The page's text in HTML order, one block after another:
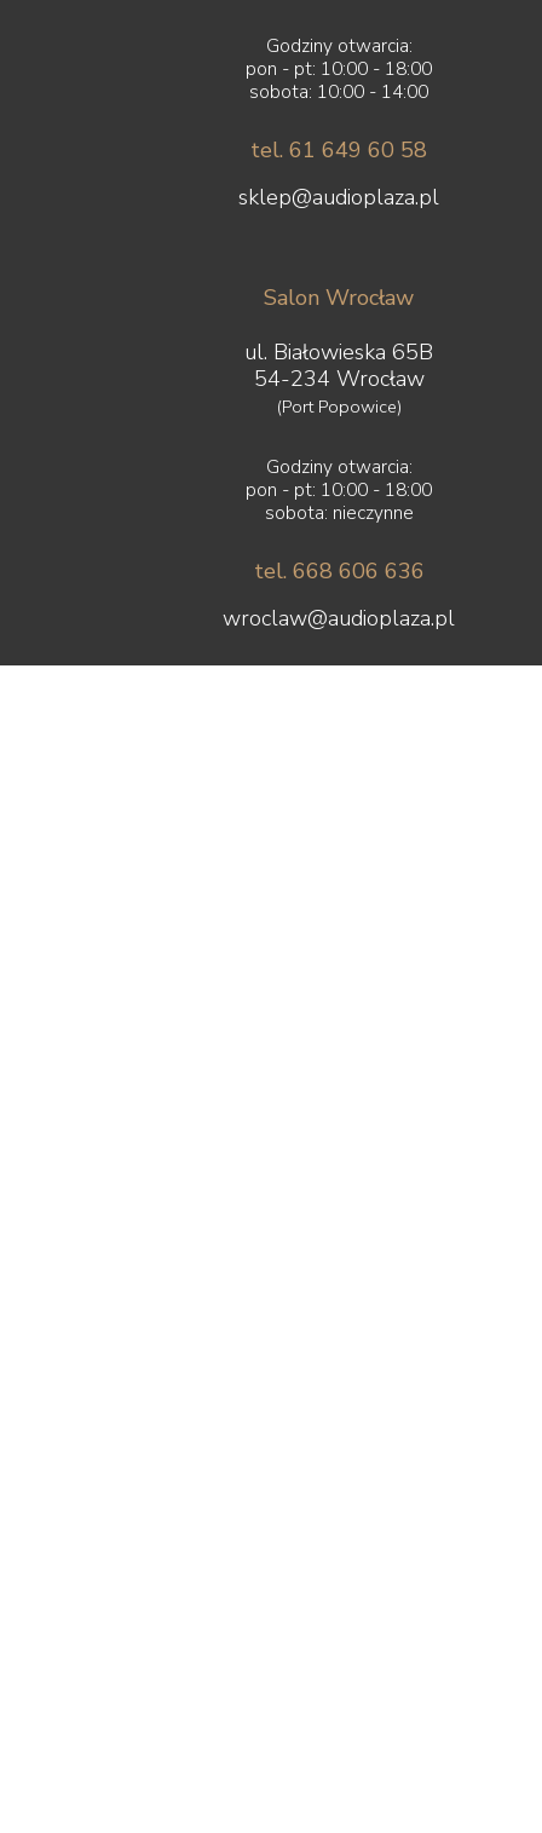
Godziny otwarcia:
pon - pt: 10:00 - 18:00
sobota: 10:00 - 14:00
tel. 61 649 60 58
sklep@audioplaza.pl
Salon Wrocław
ul. Białowieska 65B
54-234 Wrocław
(Port Popowice)
Godziny otwarcia:
pon - pt: 10:00 - 18:00
sobota: nieczynne
tel. 668 606 636
wroclaw@audioplaza.pl